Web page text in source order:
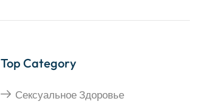
Top Category
Сексуальное Здоровье